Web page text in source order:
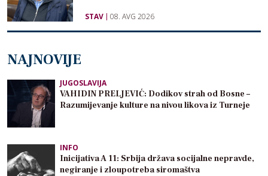
STAV 08. AVG 2026
NAJNOVIJE
JUGOSLAVIJA
VAHIDIN PRELJEVIĆ: Dodikov strah od Bosne –
Razumijevanje kulture na nivou likova iz Turneje
INFO
Inicijativa A 11: Srbija država socijalne nepravde,
negiranje i zloupotreba siromaštva